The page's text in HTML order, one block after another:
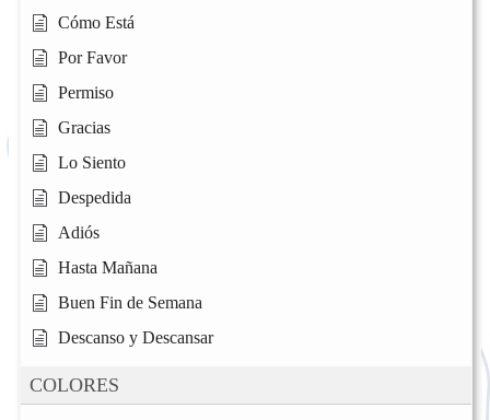
Cómo Está
Por Favor
Permiso
Gracias
Lo Siento
Despedida
Adiós
Hasta Mañana
Buen Fin de Semana
Descanso y Descansar
COLORES